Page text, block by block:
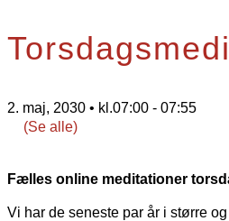
2. maj, 2030 • kl.07:00 - 07:55
(Se alle)
Fælles online meditationer
Vi har de seneste par år i større